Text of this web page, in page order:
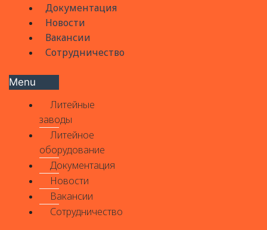
Документация
Новости
Вакансии
Сотрудничество
Menu
Литейные
заводы
Литейное
оборудование
Документация
Новости
Вакансии
Сотрудничество